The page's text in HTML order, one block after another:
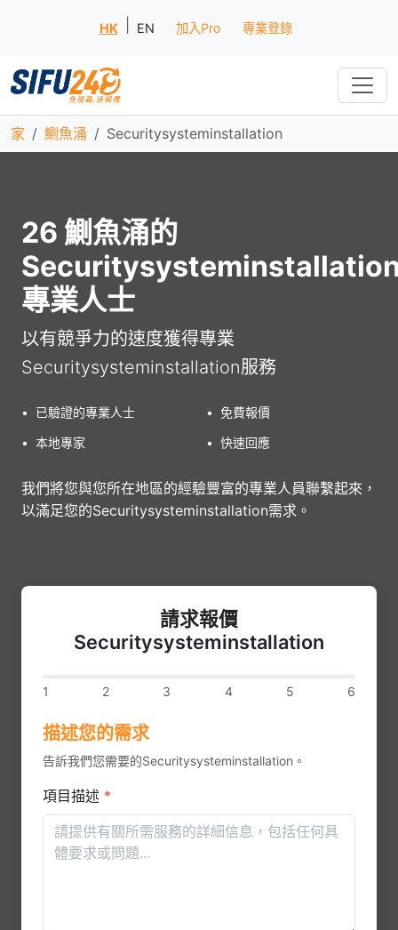
HK EN 加入Pro 專業登錄
家 鰂魚涌 Securitysysteminstallation
26 鰂魚涌的
專業人士
以有競爭力的速度獲得專業
Securitysysteminstallation服務
• 已驗證的專業人士 • 免費報價
• 本地專家 • 快速回應
我們將您與您所在地區的經驗豐富的專業人員聯繫起來，
以滿足您的Securitysysteminstallation需求。
請求報價
Securitysysteminstallation
1 2 3 4 5 6
描述您的需求
告訴我們您需要的Securitysysteminstallation。
項目描述 *